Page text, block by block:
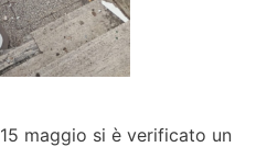
maggio si è verificato un